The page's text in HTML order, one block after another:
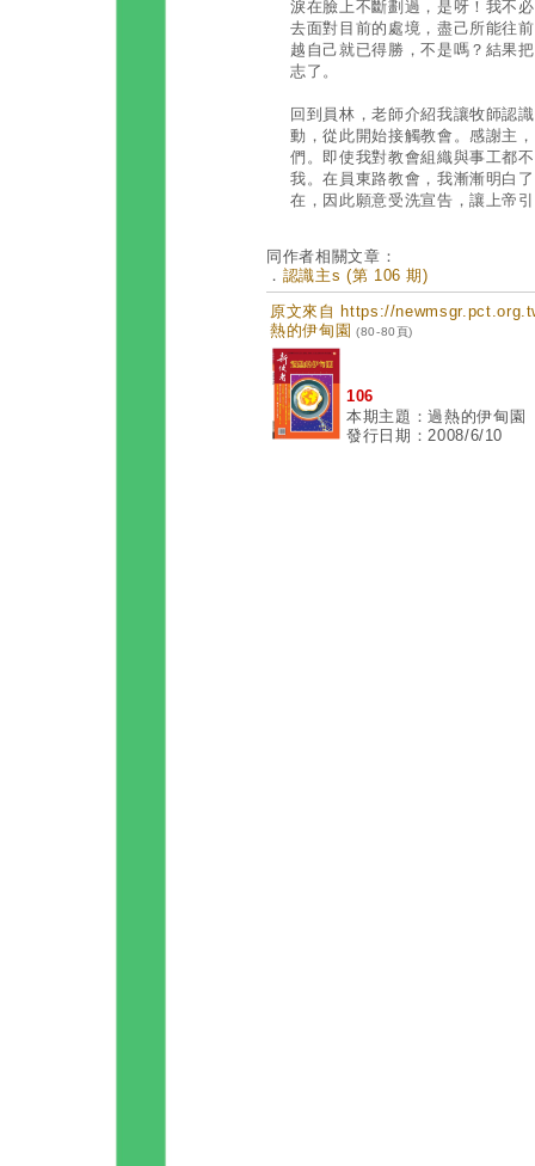
淚在臉上不斷劃過，是呀！我不
去面對目前的處境，盡己所能往
越自己就已得勝，不是嗎？結果
志了。
回到員林，老師介紹我讓牧師認
動，從此開始接觸教會。感謝主
們。即使我對教會組織與事工都
我。在員東路教會，我漸漸明白
在，因此願意受洗宣告，讓上帝
同作者相關文章：
． 認識主s (第 106 期)
原文來自 https://
熱的伊甸園 (80-80頁)
106
本期主題：過熱的伊甸園
發行日期：2008/6/10